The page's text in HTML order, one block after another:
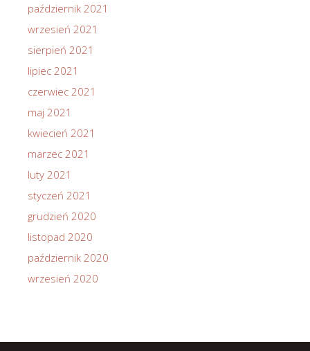
październik 2021
wrzesień 2021
sierpień 2021
lipiec 2021
czerwiec 2021
maj 2021
kwiecień 2021
marzec 2021
luty 2021
styczeń 2021
grudzień 2020
listopad 2020
październik 2020
wrzesień 2020